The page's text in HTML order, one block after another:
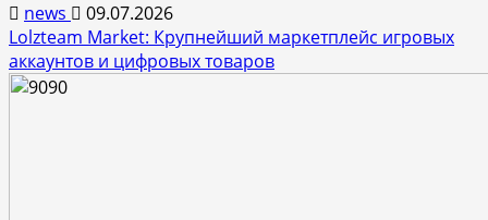
news
09.07.2026
Lolzteam Market: Крупнейший маркетплейс игровых
аккаунтов и цифровых товаров